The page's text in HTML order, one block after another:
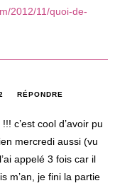
2012/11/quoi-de-
RÉPONDRE
c’est cool d’avoir pu
mercredi aussi (vu
appelé 3 fois car il
m’an, je fini la partie